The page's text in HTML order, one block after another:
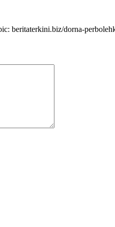
beritaterkini.biz/dorna-